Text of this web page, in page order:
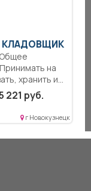
КЛАДОВЩИК
на
хранить и...
221 руб.
г Новокузнецк